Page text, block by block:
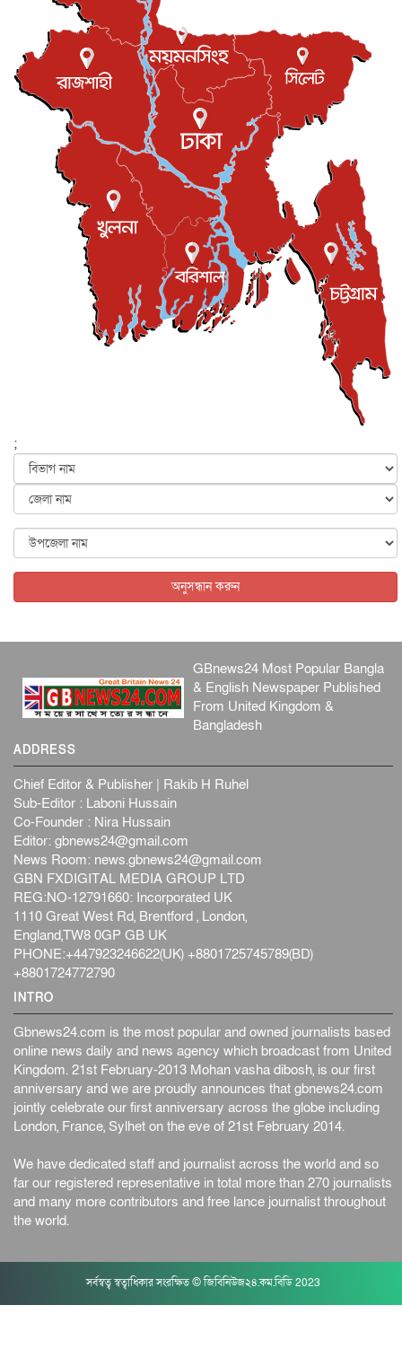
আন্তর্জাতিক
এবার ওটিটিতে মুক্তি পেল ‘মালিক’
বিনোদন ৮ আগস্ট, ২০২৬
রিয়ালকে ‘না’ বলা রদ্রির জন্য বার্সার কাছে কত চাইল ম্যানসিটি
খেলাধুলা
শিল্পকলায় চলচ্চিত্র উৎসব, বিনা মূল্যে দেখা যাবে ৬ সিনেমা
বিনোদন ৮ আগস্ট, ২০২৬
ইস্ট লন্ডন মসজিদের জুমার খুতবা : “কুরআন হোক জীবন দেখার
লেন্স...
ইসলাম ও জীবন ৭ আগস্ট, ২০২৬
সিলেটের কন্যা মোহিনী রশিদ এনওয়াইপিডির উচ্চপদস্থ কর্মকর্তা
দেশজুড়ে ৬ আগস্ট, ২০২৬
আজ থেকে সবার জন্য উন্মুক্ত জুলাই স্মৃতি জাদুঘর
৬ আগস্ট, ২০২৬
৬ আগস্ট, ২০২৬
জুলাইয়ের কৃতিত্ব নেওয়ার জন্য সবাই প্রতিযোগিতায় নেমেছে :
৬ আগস্ট, ২০২৬
৬ আগস্ট, ২০২৬
;
অনুসন্ধান করুন
GBnews24 Most Popular Bangla
& English Newspaper Published
From United Kingdom &
Bangladesh
ADDRESS
Chief Editor & Publisher | Rakib H Ruhel
Sub-Editor : Laboni Hussain
Co-Founder : Nira Hussain
Editor: gbnews24@gmail.com
News Room: news.gbnews24@gmail.com
GBN FXDIGITAL MEDIA GROUP LTD
REG:NO-12791660: Incorporated UK
1110 Great West Rd, Brentford , London,
England,TW8 0GP GB UK
PHONE:+447923246622(UK) +8801725745789(BD)
+8801724772790
INTRO
Gbnews24.com is the most popular and owned journalists based
online news daily and news agency which broadcast from United
Kingdom. 21st February-2013 Mohan vasha dibosh, is our first
anniversary and we are proudly announces that gbnews24.com
jointly celebrate our first anniversary across the globe including
London, France, Sylhet on the eve of 21st February 2014.
We have dedicated staff and journalist across the world and so
far our registered representative in total more than 270 journalists
and many more contributors and free lance journalist throughout
the world.
সর্বস্বত্ব স্বত্বাধিকার সংরক্ষিত © জিবিনিউজ২৪.কম.বিডি 2023